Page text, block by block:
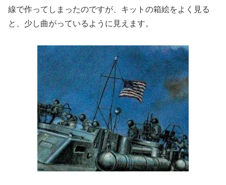
線で作ってしまったのですが、キットの箱絵をよく見る
と、少し曲がっているように見えます。